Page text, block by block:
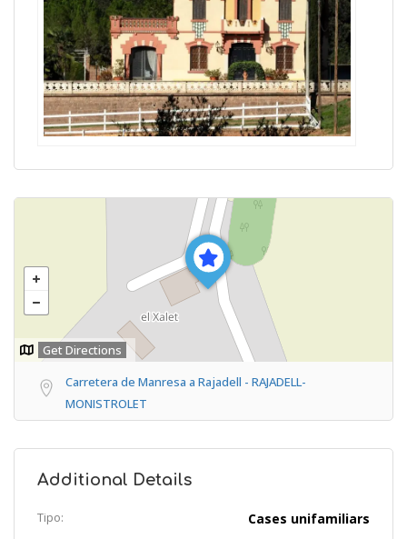
Get Directions
Carretera de Manresa a Rajadell - RAJADELL-
MONISTROLET
Additional Details
Tipo: Cases unifamiliars